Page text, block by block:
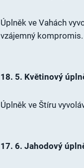
Úplněk ve Vahách
vzájemný kompromis.
18. 5. Květinový
Úplněk ve Štíru
17. 6. Jahodový